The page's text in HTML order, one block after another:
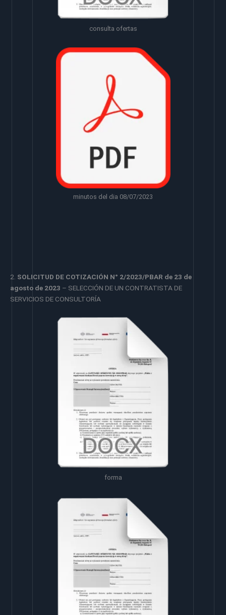
consulta ofertas
minutos del dia 08/07/2023
2. SOLICITUD DE COTIZACIÓN N° 2/2023/PBAR de 23 de
agosto de 2023 – SELECCIÓN DE UN CONTRATISTA DE
SERVICIOS DE CONSULTORÍA
forma